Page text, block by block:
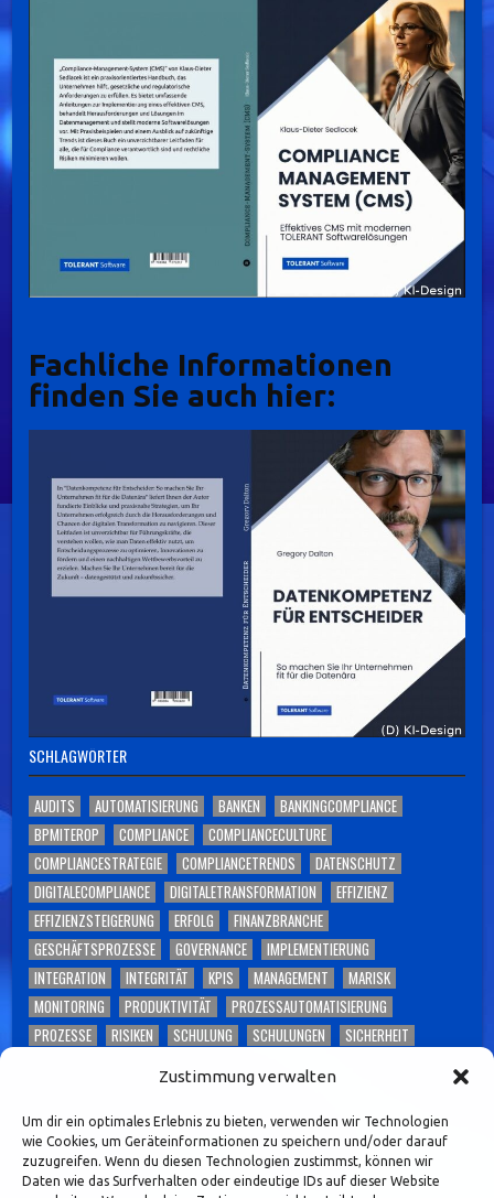
Zustimmung verwalten
Um dir ein optimales Erlebnis zu bieten, verwenden wir Technologien
wie Cookies, um Geräteinformationen zu speichern und/oder darauf
zuzugreifen. Wenn du diesen Technologien zustimmst, können wir
Daten wie das Surfverhalten oder eindeutige IDs auf dieser Website
Fachliche Informationen
finden Sie auch hier:
SCHLAGWÖRTER
AUDITS AUTOMATISIERUNG BANKEN
BANKINGCOMPLIANCE
BPMITEROP
COMPLIANCE
COMPLIANCECULTURE
COMPLIANCESTRATEGIE
COMPLIANCETRENDS
DATENSCHUTZ
DIGITALECOMPLIANCE
DIGITALETRANSFORMATION
EFFIZIENZ
EFFIZIENZSTEIGERUNG
ERFOLG
FINANZBRANCHE
GESCHÄFTSPROZESSE
GOVERNANCE
IMPLEMENTIERUNG
INTEGRATION
INTEGRITÄT KPIS MANAGEMENT
MARISK
MONITORING
PRODUKTIVITÄT
PROZESSAUTOMATISIERUNG
PROZESSE
RISIKEN SCHULUNG SCHULUNGEN
SICHERHEIT
TRANSFORMATION
UNTERNEHMEN
UNTERNEHMENSKULTUR
VERTRAUEN
WETTBEWERBSFÄHIGKEIT
WORKSHOPS ZUKUNFTDERCOMPLIANCE